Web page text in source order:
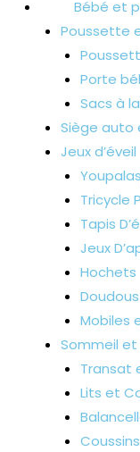
Bébé et
Poussette
Porte
Sacs à
Siège auto
Jeux d’éveil
Tricycle
Tapis
Jeux
Hochets
Mobiles
Sommeil
Transat
Lits et